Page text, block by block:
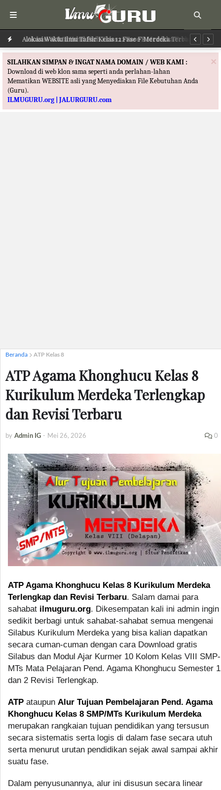
Alokasi Waktu Ilmu Tafsir Kelas 12 Fase F Merdeka Terbaru
×
SILAHKAN SIMPAN & INGAT NAMA DOMAIN / WEB KAMI :
Download di web klon sama seperti anda perlahan-lahan
Mematikan WEBSITE asli yang Menyediakan File Kebutuhan Anda
(Guru).
ILMUGURU.org | JALURGURU.com
Beranda ATP Kelas 8
ATP Agama Khonghucu Kelas 8
Kurikulum Merdeka Terlengkap
dan Revisi Terbaru
by Admin IG - Mei 26, 2026 0
ATP Agama Khonghucu Kelas 8 Kurikulum Merdeka
Terlengkap dan Revisi Terbaru. Salam damai para
sahabat ilmuguru.org. Dikesempatan kali ini admin ingin
sedikit berbagi untuk sahabat-sahabat semua mengenai
Silabus Kurikulum Merdeka yang bisa kalian dapatkan
secara cuman-cuman dengan cara Download gratis
Silabus dan Modul Ajar Kurmer 10 Kolom Kelas VIII SMP-
MTs Mata Pelajaran Pend. Agama Khonghucu Semester 1
dan 2 Revisi Terlengkap.
ATP ataupun Alur Tujuan Pembelajaran Pend. Agama
Khonghucu Kelas 8 SMP/MTs Kurikulum Merdeka
merupakan rangkaian tujuan pendidikan yang tersusun
secara sistematis serta logis di dalam fase secara utuh
serta menurut urutan pendidikan sejak awal sampai akhir
suatu fase.
Dalam penyusunannya, alur ini disusun secara linear